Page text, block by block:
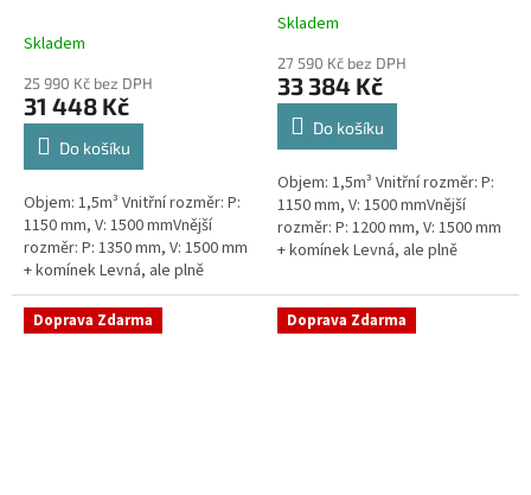
Skladem
25 990 Kč bez DPH
31 448 Kč
Do košíku
Objem: 1,5m³ Vnitřní rozměr: P:
1150 mm, V: 1500 mmVnější
rozměr: P: 1350 mm, V: 1500 mm
+ komínek Levná, ale plně
funkční přečerpávací stanice
určená k chatám, zahradám,...
nádrž 1,5m3
Průměrné
produktu
je
5,0
hvězdiček.
Skladem
27 590 Kč bez DPH
33 384 Kč
Do košíku
Objem: 1,5m³ Vnitřní rozměr: P:
1150 mm, V: 1500 mmVnější
rozměr: P: 1200 mm, V: 1500 mm
+ komínek Levná, ale plně
určená k chatám, zahradám,...
Doprava Zdarma Doprava Zdarma